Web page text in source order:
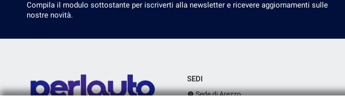
Compila il modulo sottostante per iscriverti alla newsletter e ricevere aggiornamenti sulle
nostre novità.
SEDI
Sede di Arezzo